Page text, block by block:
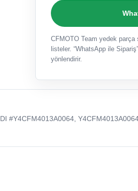
CFMOTO Team yedek parça
listeler. “WhatsApp ile
yönlendirir.
#Y4CFM4013A0064,